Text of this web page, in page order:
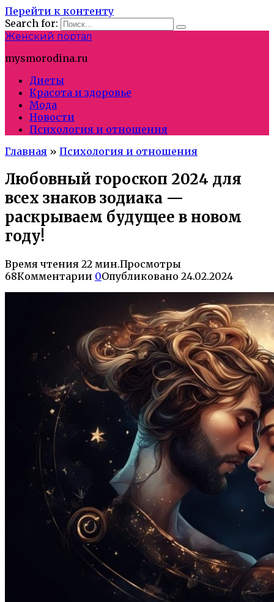
Перейти к контенту
Search for:
Женский портал
mysmorodina.ru
Диеты
Красота и здоровье
Мода
Новости
Психология и отношения
Главная » Психология и отношения
Любовный гороскоп 2024 для
всех знаков зодиака —
раскрываем будущее в новом
году!
Время чтения 22 мин.Просмотры
68Комментарии 0Опубликовано 24.02.2024